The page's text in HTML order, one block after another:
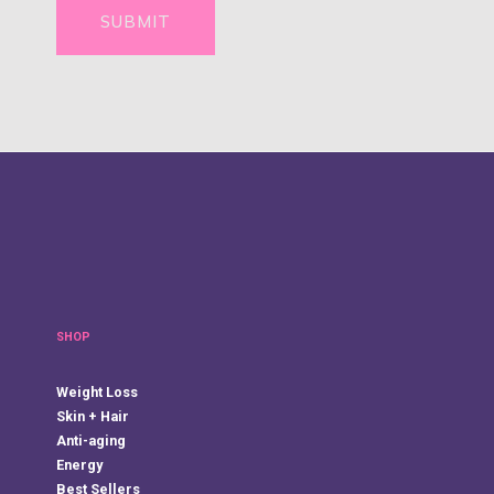
SHOP
Weight Loss
Skin + Hair
Anti-aging
Energy
Best Sellers